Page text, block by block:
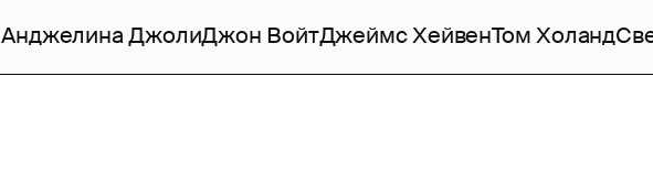
Анджелина ДжолиДжон ВойтДжеймс ХейвенТом Холанд